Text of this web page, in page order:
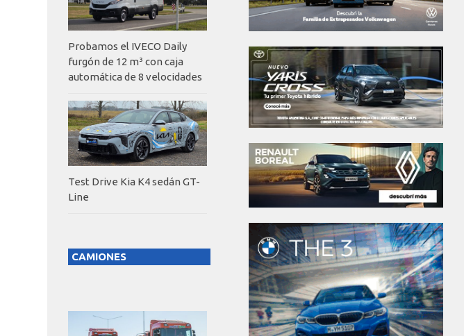
Probamos el IVECO Daily
furgón de 12 m³ con caja
automática de 8 velocidades
Test Drive Kia K4 sedán GT-
Line
CAMIONES